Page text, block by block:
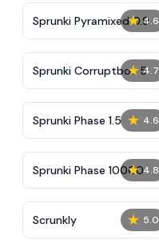
★ 4.6
Sprunki Pyramixed 0.9
★ 4.7
Sprunki Corruptbox 5
★ 4.6
Sprunki Phase 1.5
★ 4.8
Sprunki Phase 10000
★ 5.0
Scrunkly